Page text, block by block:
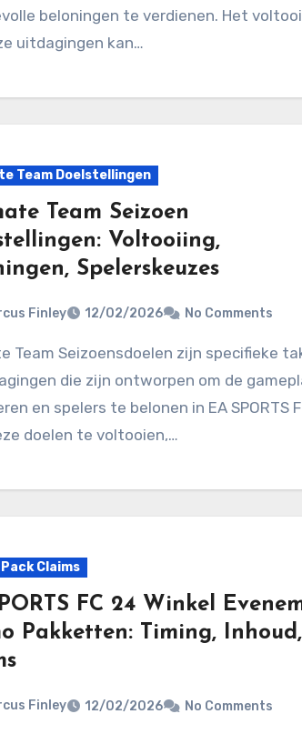
beloningen te verdienen. Het
uitdagingen kan…
Team Doelstellingen
Team Seizoen
Voltooiing,
Spelerskeuzes
Finley 12/02/2026 No Comments
die zijn ontworpen om de
en spelers te belonen in EA SPORTS
doelen te voltooien,…
Claims
FC 24 Winkel
Pakketten: Timing, Inhoud,
Finley 12/02/2026 No Comments